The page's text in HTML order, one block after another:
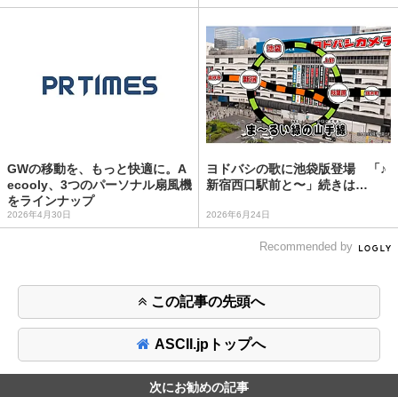
GWの移動を、もっと快適に。A
ecooly、3つのパーソナル扇風機
をラインナップ
2026年4月30日
ヨドバシの歌に池袋版登場 「♪
新宿西口駅前と〜」続きは…
2026年6月24日
Recommended by
この記事の先頭へ
ASCII.jpトップへ
次にお勧めの記事